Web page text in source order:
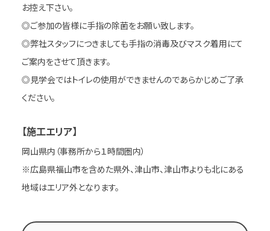
お控え下さい。
◎ご参加の皆様に手指の除菌をお願い致します。
◎弊社スタッフにつきましても手指の消毒及びマスク着用にて
ご案内をさせて頂きます。
◎見学会ではトイレの使用ができませんのであらかじめご了承
ください。
【施工エリア】
岡山県内（事務所から１時間圏内）
※広島県福山市を含めた県外、津山市、津山市よりも北にある
地域はエリア外となります。